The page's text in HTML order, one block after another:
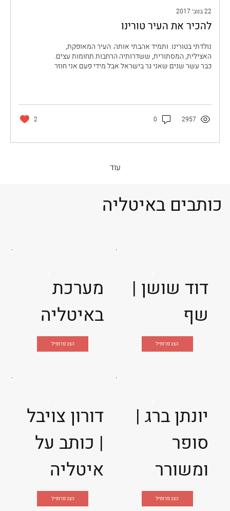
22 בנוב׳ 2017
להכיר את העיר טורינו
נולדתי בטורינו. ותמיד אהבתי אותה. העיר המאופקת,
האצילית, המסתורית, ששדרותיה הרחבות תחומות עצים.
כבר עשר שנים שאני גר בישראל אבל מידי פעם אני חוזר
המצויינים במאמר מסומנים במפה המצורפת. באיטליה
זה מתפרש בשני אופנים, אחד מתאר את הטורינזים כבעלי
2957
0
2
עוד
מערכת
באיטליה
הצג פרופיל
דוד שושן |
שף
הצג פרופיל
דורון צויבל
| כותב על
איטליה
הצג פרופיל
יונתן ברג |
סופר
ומשורר
הצג פרופיל
כותבים באיטליה